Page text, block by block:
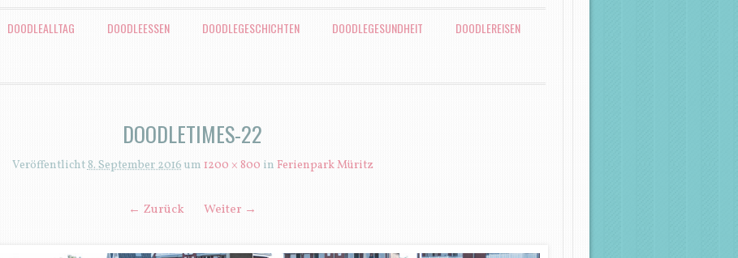
DOODLEALLTAG DOODLEESSEN DOODLEGESCHICHTEN DOODLEGESUNDHEIT DOODLEREISEN
DOODLETIMES-22
Veröffentlicht8. September 2016 um 1200 × 800 in Ferienpark Müritz
← Zurück Weiter →